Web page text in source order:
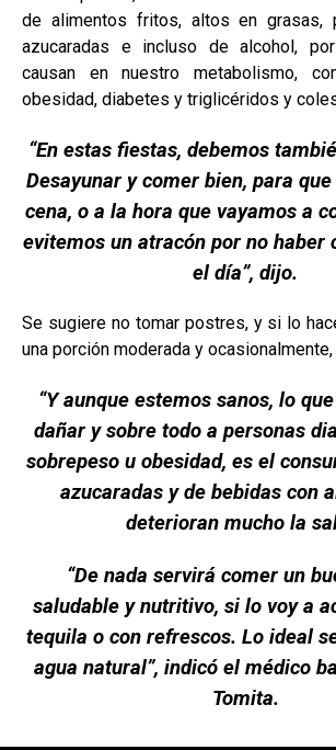
de alimentos fritos, altos en grasas,
azucaradas e incluso de alcohol,
causan en nuestro metabolismo,
obesidad, diabetes y triglicéridos y
“En estas fiestas, debemos
Desayunar y comer bien, para
cena, o a la hora que vayamos a
evitemos un atracón por no haber
el día”, dijo.
Se sugiere no tomar postres, y si lo
una porción moderada y ocasionalmente,
“Y aunque estemos sanos, lo
dañar y sobre todo a personas
sobrepeso u obesidad, es el
azucaradas y de bebidas con
deterioran mucho la
“De nada servirá comer un
saludable y nutritivo, si lo voy a
tequila o con refrescos. Lo ideal
agua natural”, indicó el médico
Tomita.